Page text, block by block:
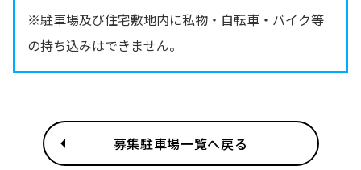
※駐車場及び住宅敷地内に私物・自転車・バイク等
の持ち込みはできません。
募集駐車場一覧へ戻る